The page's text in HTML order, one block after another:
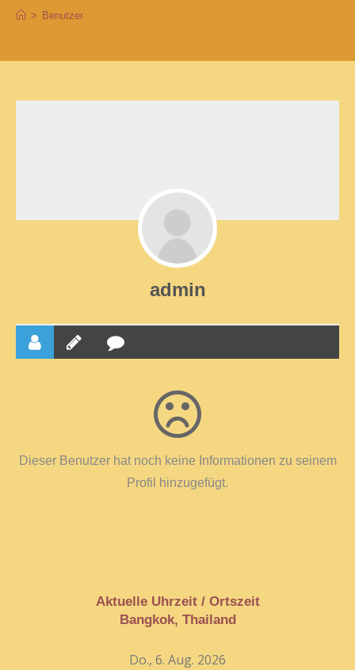
> Benutzer
admin
Dieser Benutzer hat noch keine Informationen zu seinem
Profil hinzugefügt.
Aktuelle Uhrzeit / Ortszeit
Bangkok, Thailand